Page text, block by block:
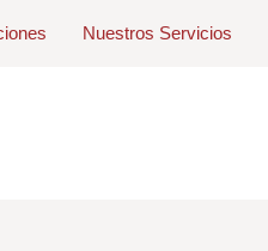
Nuestros Servicios